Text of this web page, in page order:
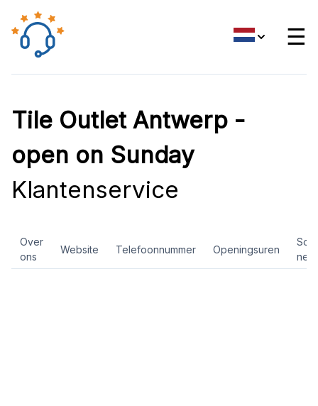
☰
Tile Outlet Antwerp -
open on Sunday
Klantenservice
Over
ons
Website Telefoonnummer Openingsuren